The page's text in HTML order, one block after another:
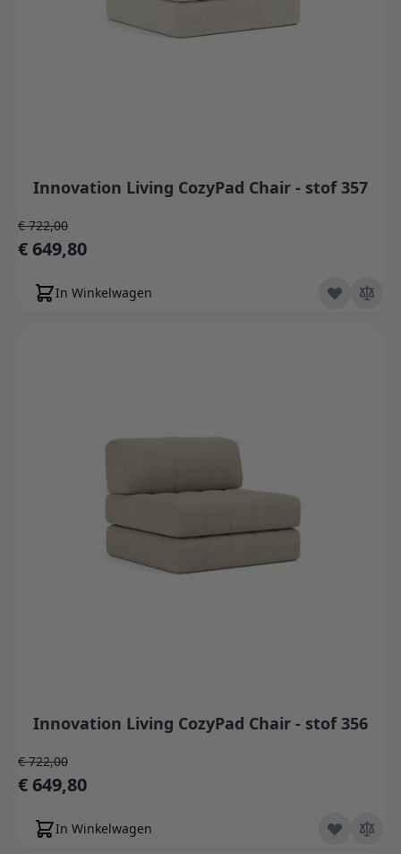
Innovation Living CozyPad Chair - stof 357
Speciale prijs
€ 649,80
Normale prijs
€ 722,00
In Winkelwagen
Innovation Living CozyPad Chair - stof 356
Speciale prijs
€ 649,80
Normale prijs
€ 722,00
In Winkelwagen